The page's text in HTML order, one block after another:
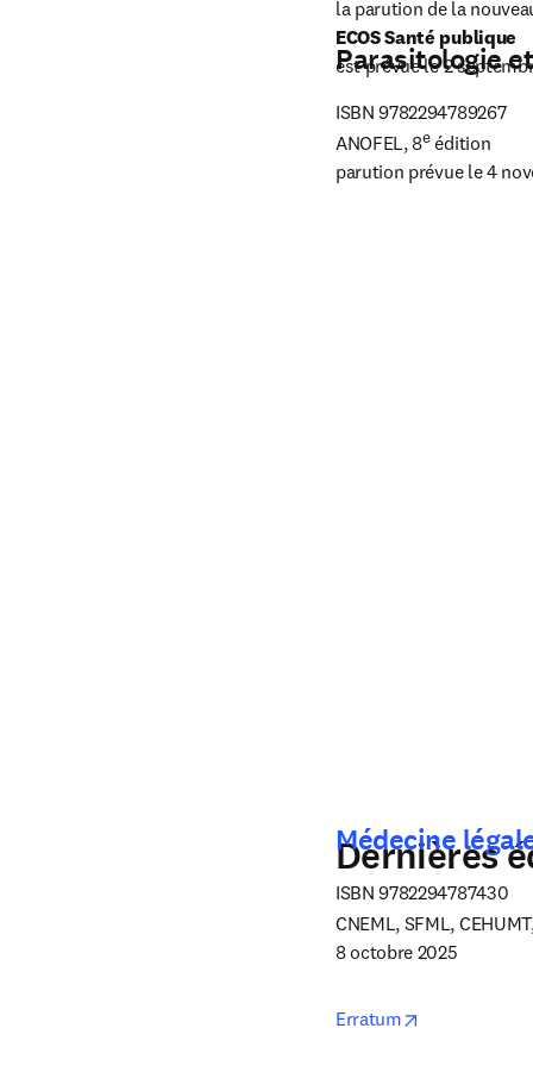
est prévue le 2
Parasitologie
ISBN 9782294789267
ANOFEL, 8e édition
parution prévue le 4
Dernières
Médecine
ISBN 9782294787430
CNEML, SFML,
8 octobre 2025
Erratum